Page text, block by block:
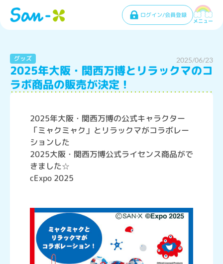
ログイン/会員登録
メニュー
グッズ 2025/06/23
2025年大阪・関西万博とリラックマのコ
ラボ商品の販売が決定！
2025年大阪・関西万博の公式キャラクター
「ミャクミャク」とリラックマがコラボレー
ションした
2025大阪・関西万博公式ライセンス商品がで
きました☆
cExpo 2025